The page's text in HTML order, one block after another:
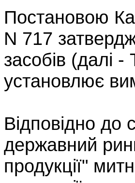
Постановою
N 717
засобів (далі
установлює
Відповідно до
державний
продукції"